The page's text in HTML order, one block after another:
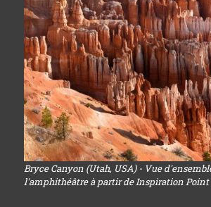
Bryce Canyon (Utah, USA) - Vue
l'amphithéâtre à partir de Inspiration Point